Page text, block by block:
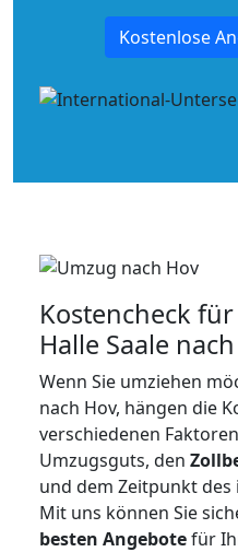
Kostenlose
Kostencheck
Halle Saale
Wenn Sie umziehen
nach Hov, hängen die
verschiedenen
Umzugsguts, den
und dem Zeitpunkt
Mit uns können Sie
besten Angebotefür